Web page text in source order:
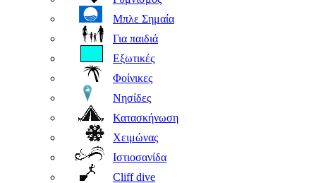
Μπλε Σημαία
Για παιδιά
Εξωτικές
Φοίνικες
Νησίδες
Κατασκήνωση
Χειμώνας
Ιστιοσανίδα
Cliff dive